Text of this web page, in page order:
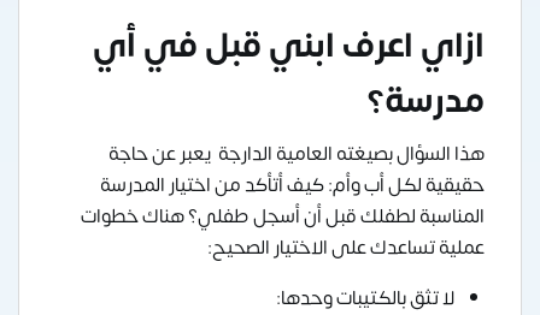
ازاي اعرف ابني قبل في أي
مدرسة؟
هذا السؤال بصيغته العامية الدارجة يعبر عن حاجة
حقيقية لكل أب وأم: كيف أتأكد من اختيار المدرسة
المناسبة لطفلك قبل أن أسجل طفلي؟ هناك خطوات
عملية تساعدك على الاختيار الصحيح:
لا تثق بالكتيبات وحدها: